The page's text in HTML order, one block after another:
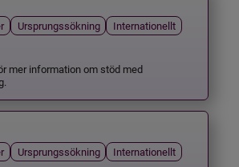
Ursprungssökning
Internationellt
mer information om stöd med
Ursprungssökning
Internationellt